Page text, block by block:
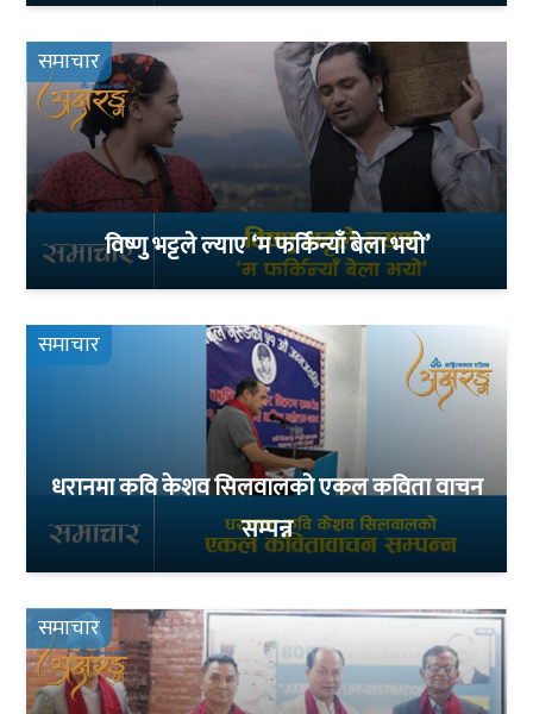
समाचार
विष्णु भट्टले ल्याए ‘म फर्किन्याँ बेला भयो’
समाचार
धरानमा कवि केशव सिलवालको एकल कविता वाचन
सम्पन्न
समाचार